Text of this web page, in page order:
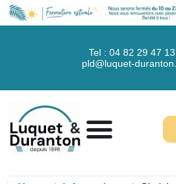
Tel : 04 82 29 47 13
pld@luquet-